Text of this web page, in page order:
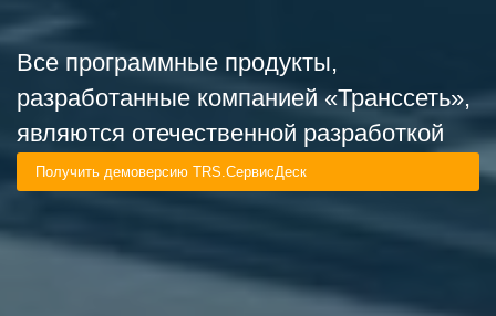
КОНТАКТЫ
ОБРАТНАЯ СВЯЗЬ
Все программные продукты,
разработанные компанией «Транссеть»,
являются отечественной разработкой
Получить демоверсию TRS.СервисДеск